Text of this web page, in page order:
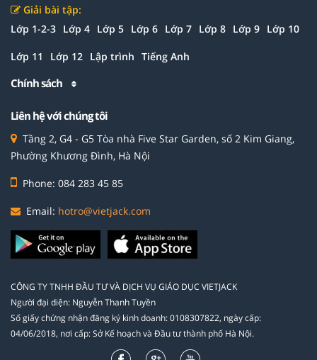
Giải bài tập:
Lớp 1-2-3 Lớp 4 Lớp 5 Lớp 6 Lớp 7 Lớp 8 Lớp 9 Lớp 10
Lớp 11 Lớp 12 Lập trình Tiếng Anh
Chính sách
Liên hệ với chúng tôi
Tầng 2, G4 - G5 Tòa nhà Five Star Garden, số 2 Kim Giang,
Phường Khương Đình, Hà Nội
Phone: 084 283 45 85
Email: hotro@vietjack.com
CÔNG TY TNHH ĐẦU TƯ VÀ DỊCH VỤ GIÁO DỤC VIETJACK
Người đại diện: Nguyễn Thanh Tuyền
Số giấy chứng nhận đăng ký kinh doanh: 0108307822, ngày cấp:
04/06/2018, nơi cấp: Sở Kế hoạch và Đầu tư thành phố Hà Nội.